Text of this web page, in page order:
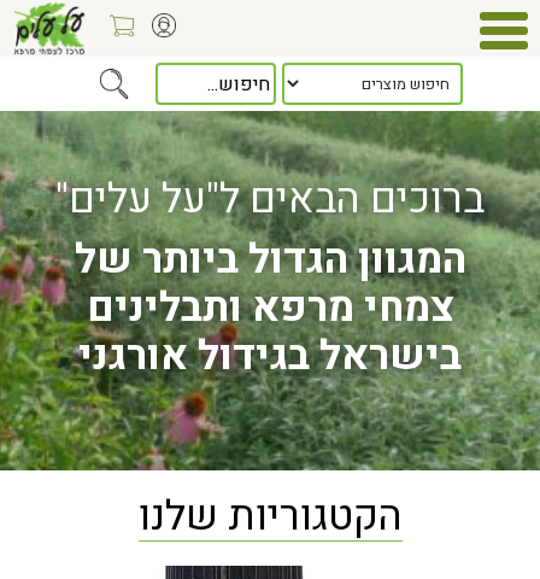
ברוכים הבאים ל"על עלים"
המגוון הגדול ביותר של
צמחי מרפא ותבלינים
בישראל בגידול אורגני
הקטגוריות שלנו